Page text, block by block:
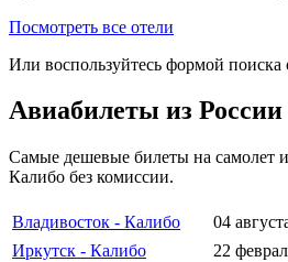
Посмотреть все отели
Или воспользуйтесь формой поиска
Авиабилеты из
Самые дешевые билеты на самолет
Калибо без комиссии.
Владивосток - Калибо 04
Иркутск - Калибо
22